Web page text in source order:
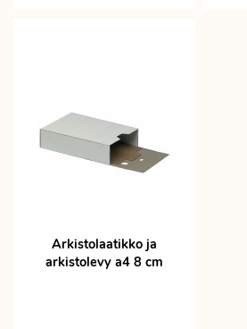
Arkistolaatikko ja
arkistolevy a4 8 cm